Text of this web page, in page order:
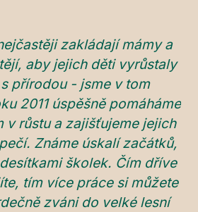
zakládají mámy a
aby jejich děti vyrůstaly
přírodou - jsme v tom
2011 úspěšně pomáháme
v růstu a zajišťujeme jejich
Známe úskalí začátků,
školek. Čím dříve
tím více práce si můžete
zváni do velké lesní